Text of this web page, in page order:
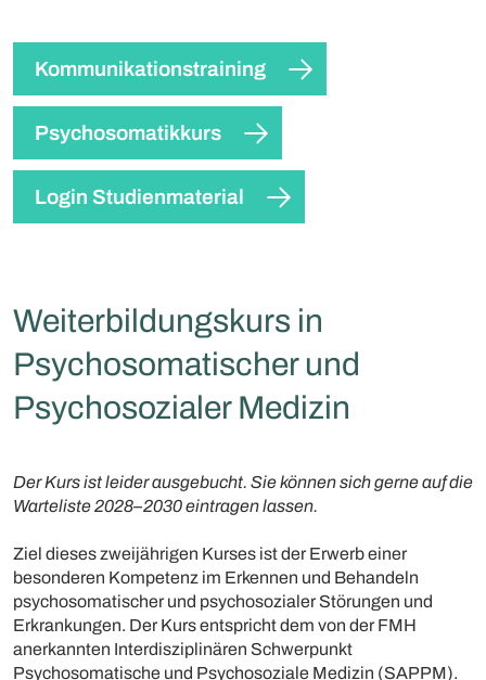
Kommunikationstraining
Psychosomatikkurs
Login Studienmaterial
Weiterbildungskurs in
Psychosomatischer und
Psychosozialer Medizin
Der Kurs ist leider ausgebucht. Sie können sich gerne auf die
Warteliste 2028–2030 eintragen lassen.
Ziel dieses zweijährigen Kurses ist der Erwerb einer
besonderen Kompetenz im Erkennen und Behandeln
psychosomatischer und psychosozialer Störungen und
Erkrankungen. Der Kurs entspricht dem von der FMH
anerkannten Interdisziplinären Schwerpunkt
Psychosomatische und Psychosoziale Medizin (SAPPM).